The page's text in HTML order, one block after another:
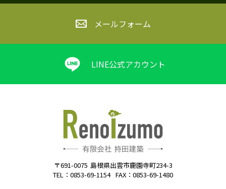
メールフォーム
LINE公式アカウント
〒691-0075 島根県出雲市鹿園寺町234-3
TEL：0853-69-1154 FAX：0853-69-1480